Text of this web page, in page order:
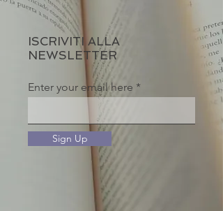
ISCRIVITI ALLA
NEWSLETTER
Enter your email here
Sign Up